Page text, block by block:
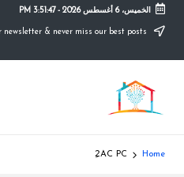
الخميس، 6 أغسطس 2026 -
3:51:47 PM
م
و
ق
التعليم
الصريح
Home 2ِAC PC